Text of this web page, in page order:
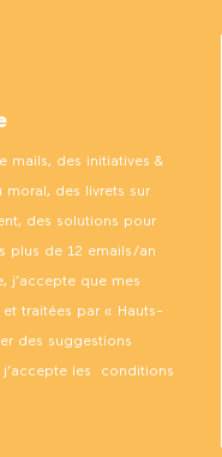
mails, des initiatives &
des livrets sur
des solutions pour
plus de 12 emails/an
j’accepte que mes
traitées par « Hauts-
des suggestions
les conditions